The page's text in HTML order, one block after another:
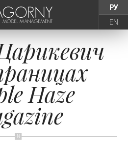
РУ
EN
МОДЕЛЬЮ
ДЕТИ
Haze